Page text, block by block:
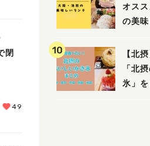
閉
49
えた
オス
の美
【北
「北
氷」